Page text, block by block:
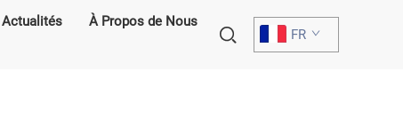
Actualités
À Propos de Nous
FR